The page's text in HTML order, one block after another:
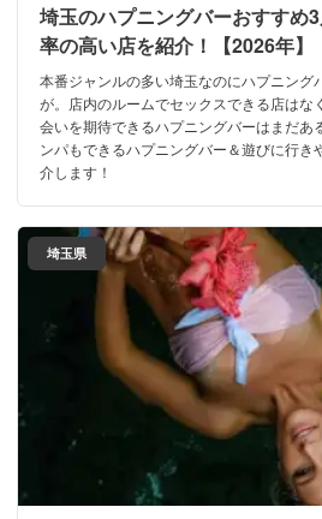
埼玉のハプニングバーおすすめ
率の高い店を紹介！【2026年】
本番ジャンルの多い埼玉なのにハプニング
が。店内のルームでセックスできる店はな
会いを期待できるハプニングバーはまだあ
ンパもできるハプニングバー＆遊びに行き
介します！
埼玉県